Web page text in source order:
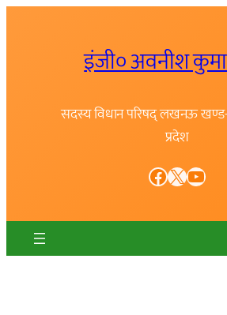
इंजी० अवनीश
सदस्य विधान परिषद् लखनऊ खण्ड-
प्रदेश
Facebook X YouTube